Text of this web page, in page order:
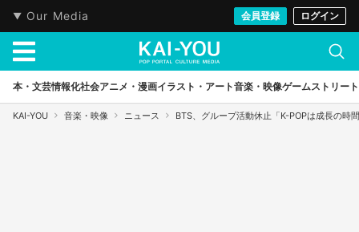
Our Media 会員登録 ログイン
本・文芸情報化社会アニメ・漫画イラスト・アート音楽・映像ゲームストリート
KAI-YOU 音楽・映像 ニュース BTS、グループ活動休止「K-POPは成長の時